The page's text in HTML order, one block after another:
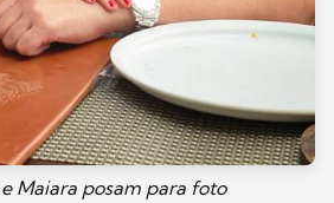
Maiara posam para foto